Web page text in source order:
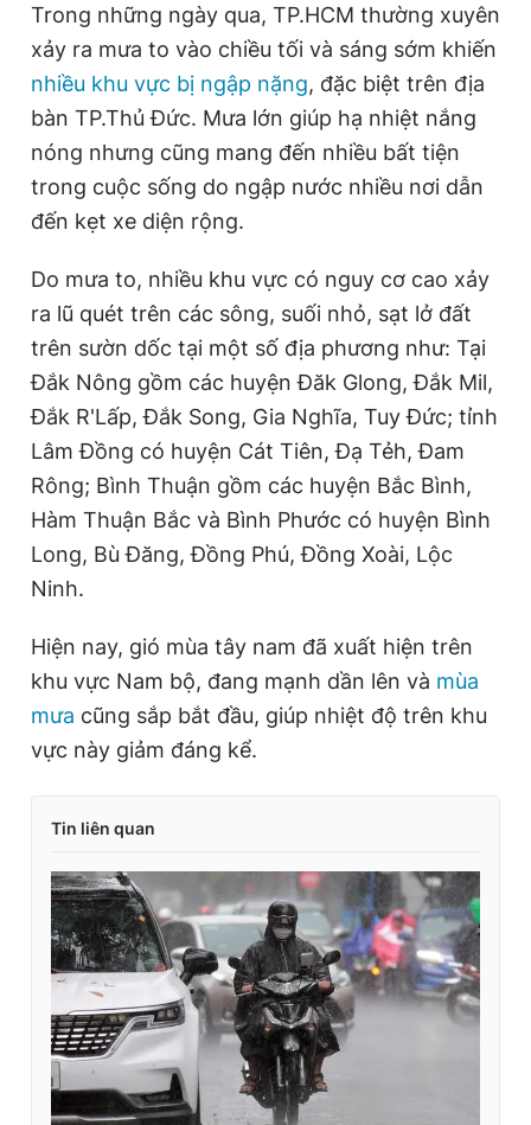
Trong những ngày qua, TP.HCM thường xuyên
xảy ra mưa to vào chiều tối và sáng sớm khiến
nhiều khu vực bị ngập nặng, đặc biệt trên địa
bàn TP.Thủ Đức. Mưa lớn giúp hạ nhiệt nắng
nóng nhưng cũng mang đến nhiều bất tiện
trong cuộc sống do ngập nước nhiều nơi dẫn
đến kẹt xe diện rộng.
Do mưa to, nhiều khu vực có nguy cơ cao xảy
ra lũ quét trên các sông, suối nhỏ, sạt lở đất
trên sườn dốc tại một số địa phương như: Tại
Đắk Nông gồm các huyện Đăk Glong, Đắk Mil,
Đắk R'Lấp, Đắk Song, Gia Nghĩa, Tuy Đức; tỉnh
Lâm Đồng có huyện Cát Tiên, Đạ Tẻh, Đam
Rông; Bình Thuận gồm các huyện Bắc Bình,
Hàm Thuận Bắc và Bình Phước có huyện Bình
Long, Bù Đăng, Đồng Phú, Đồng Xoài, Lộc
Ninh.
Hiện nay, gió mùa tây nam đã xuất hiện trên
khu vực Nam bộ, đang mạnh dần lên và mùa
mưa cũng sắp bắt đầu, giúp nhiệt độ trên khu
vực này giảm đáng kể.
Tin liên quan